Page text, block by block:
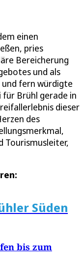
einen
pries
Bereicherung
und als
und fern würdigte
für Brühl gerade in
dieser
des
Tourismusleiter,
Süden
bis zum